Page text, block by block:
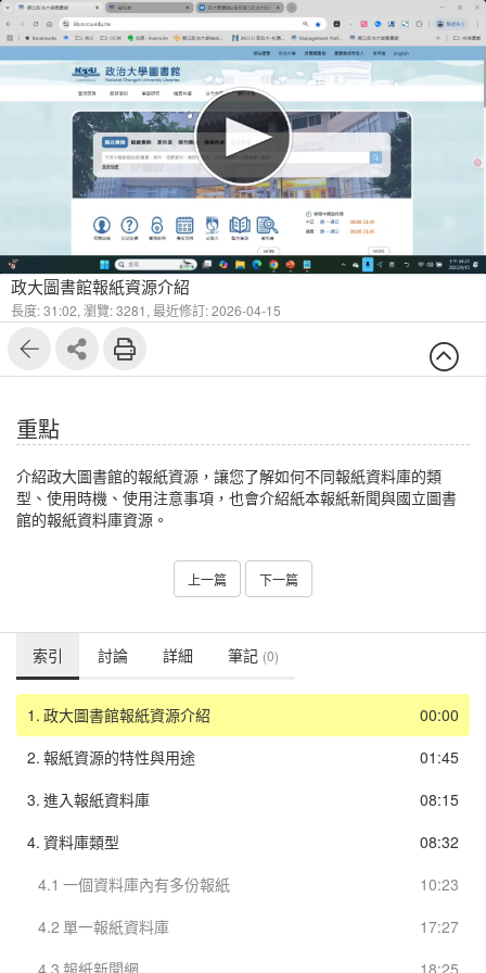
112
政大圖書館報紙資源介紹
長度: 31:02, 瀏覽: 3281, 最近修訂: 2026-04-15
重點
介紹政大圖書館的報紙資源，讓您了解如何不同報紙資料庫的類
型、使用時機、使用注意事項，也會介紹紙本報紙新聞與國立圖書
館的報紙資料庫資源。
上一篇 下一篇
索引 討論 詳細 筆記 (0)
00:00
1. 政大圖書館報紙資源介紹
01:45
2. 報紙資源的特性與用途
08:15
3. 進入報紙資料庫
08:32
4. 資料庫類型
10:23
4.1 一個資料庫內有多份報紙
17:27
4.2 單一報紙資料庫
18:25
4.3 報紙新聞網